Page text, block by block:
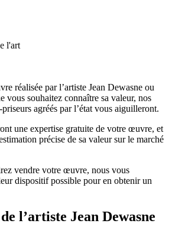
l'art
réalisée par l’artiste Jean Dewasne ou
vous souhaitez connaître sa valeur, nos
agréés par l’état vous aiguilleront.
une expertise gratuite de votre œuvre, et
précise de sa valeur sur le marché
vendre votre œuvre, nous vous
dispositif possible pour en obtenir un
l’artiste Jean Dewasne